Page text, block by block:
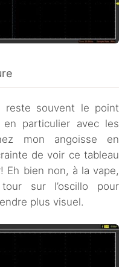
reste souvent le point
particulier avec les
mon angoisse en
de voir ce tableau
Eh bien non, à la vape,
sur l’oscillo pour
plus visuel.